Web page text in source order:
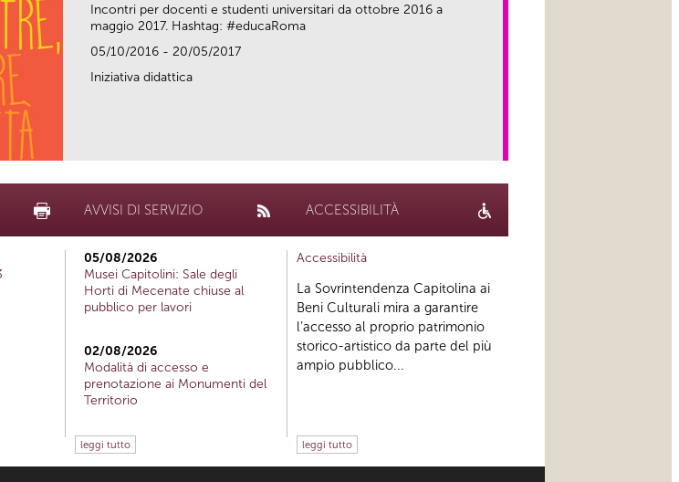
Incontri per docenti e studenti universitari da ottobre 2016 a
maggio 2017. Hashtag: #educaRoma
05/10/2016 - 20/05/2017
Iniziativa didattica
AVVISI DI SERVIZIO
05/08/2026
Musei Capitolini: Sale degli
Horti di Mecenate chiuse al
pubblico per lavori
02/08/2026
Modalità di accesso e
prenotazione ai Monumenti del
Territorio
leggi tutto
ACCESSIBILITÀ
Accessibilità
La Sovrintendenza Capitolina ai
Beni Culturali mira a garantire
l’accesso al proprio patrimonio
storico-artistico da parte del più
ampio pubblico...
leggi tutto